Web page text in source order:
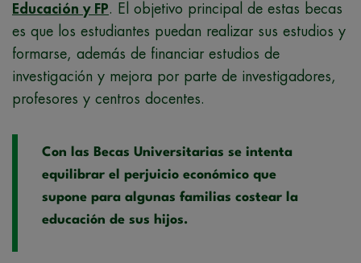
Educación y FP. El objetivo principal de estas becas
es que los estudiantes puedan realizar sus estudios y
formarse, además de financiar estudios de
investigación y mejora por parte de investigadores,
profesores y centros docentes.
Con las Becas Universitarias se intenta
equilibrar el perjuicio económico que
supone para algunas familias costear la
educación de sus hijos.